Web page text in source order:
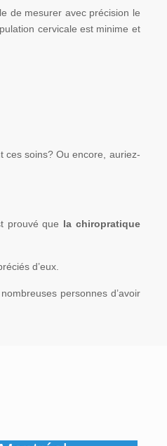
de mesurer avec précision le
cervicale est minime et
ces soins? Ou encore, auriez-
prouvé que la chiropratique
d’eux.
personnes d’avoir